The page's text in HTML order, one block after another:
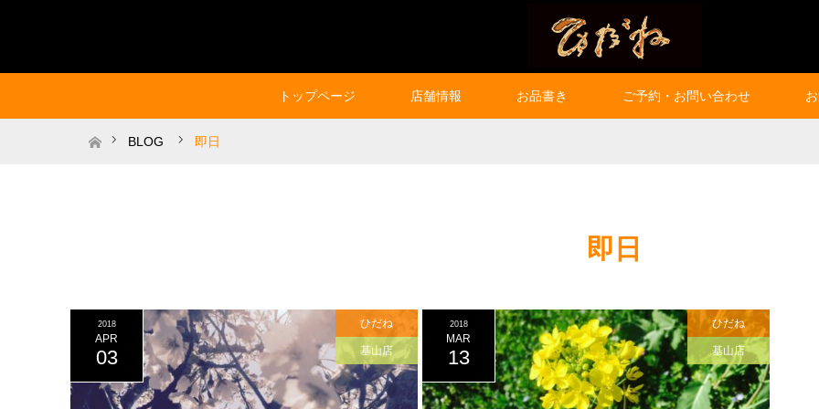
トップページ 店舗情報 お品書き ご予約・お問い合わせ
ホームBLOG 即日
即日
2018
APR
03
ひだね
基山店
2018
MAR
13
ひだね
基山店